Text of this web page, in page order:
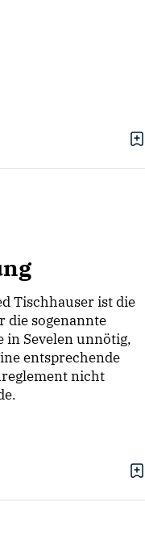
Tischhauser ist die
die sogenannte
in Sevelen unnötig,
entsprechende
nicht